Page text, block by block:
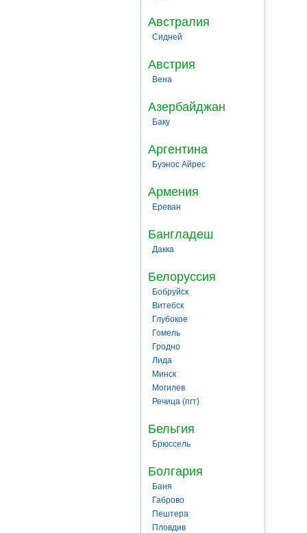
Австралия
Сидней
Австрия
Вена
Азербайджан
Баку
Аргентина
Буэнос Айрес
Армения
Ереван
Бангладеш
Дакка
Белоруссия
Бобруйск
Витебск
Глубокое
Гомель
Гродно
Лида
Минск
Могилев
Речица (пгт)
Бельгия
Брюссель
Болгария
Баня
Габрово
Пештера
Пловдив